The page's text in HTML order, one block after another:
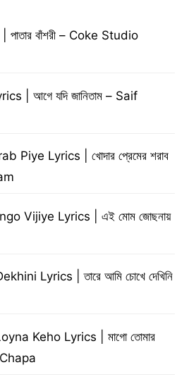
বাঁশরী – Coke Studio
| আগে যদি জানিতাম – Saif
Piye Lyrics | খোদার প্রেমের শরাব
Vijiye Lyrics | এই মোম জোছনায়
Lyrics | তারে আমি চোখে দেখিনি
Keho Lyrics | মাগো তোমার